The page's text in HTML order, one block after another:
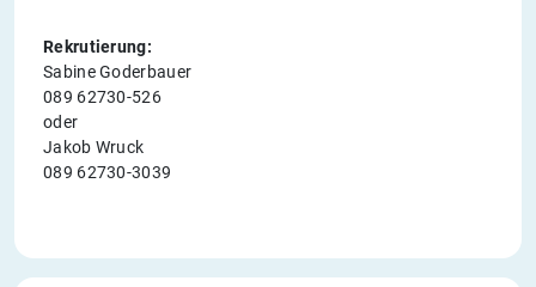
Rekrutierung:
Sabine Goderbauer
089 62730-526
oder
Jakob Wruck
089 62730-3039